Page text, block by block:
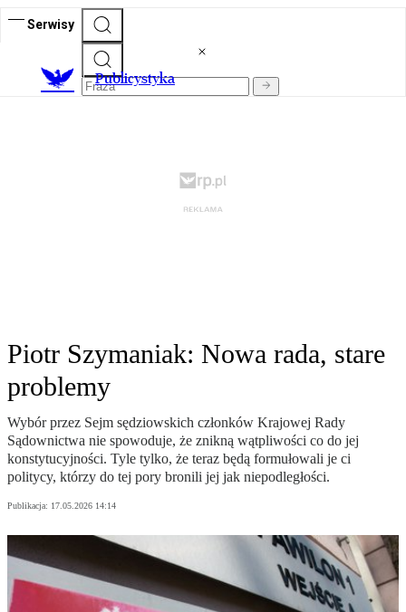
Serwisy
Publicystyka
Piotr Szymaniak: Nowa rada, stare
problemy
Wybór przez Sejm sędziowskich członków Krajowej Rady
Sądownictwa nie spowoduje, że znikną wątpliwości co do jej
konstytucyjności. Tyle tylko, że teraz będą formułowali je ci
politycy, którzy do tej pory bronili jej jak niepodległości.
Publikacja: 17.05.2026 14:14